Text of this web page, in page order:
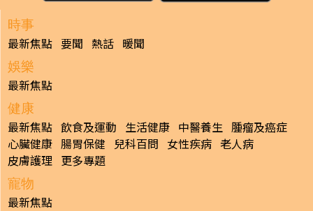
時事
最新焦點 要聞 熱話 暖聞
娛樂
最新焦點
健康
最新焦點 飲食及運動 生活健康 中醫養生 腫瘤及癌症
心臟健康 腸胃保健 兒科百問 女性疾病 老人病
皮膚護理 更多專題
寵物
最新焦點